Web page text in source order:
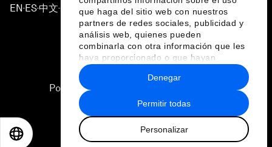
que haga del sitio web con nuestros
partners de redes sociales, publicidad y
análisis web, quienes pueden
combinarla con otra información que les
haya proporcionado o que hayan
recopilado a partir del uso que haya
hecho de sus servicios.
Permitir todas
Personalizar
Denegar
EN ▪ES▪中文▪ 日本語
Política de privacidad y normas de uso
Sitemap
2026 Foro Económico Mundial